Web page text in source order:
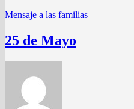
Mensaje a las familias
25 de Mayo